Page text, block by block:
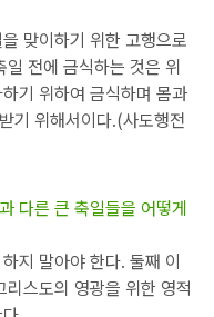
맞이하기 위한 고행으로
전에 금식하는 것은 위
기 위하여 금식하며 몸과
기 위해서이다.(사도행전
다른 큰 축일들을 어떻게
지 말아야 한다. 둘째 이
스도의 영광을 위한 영적